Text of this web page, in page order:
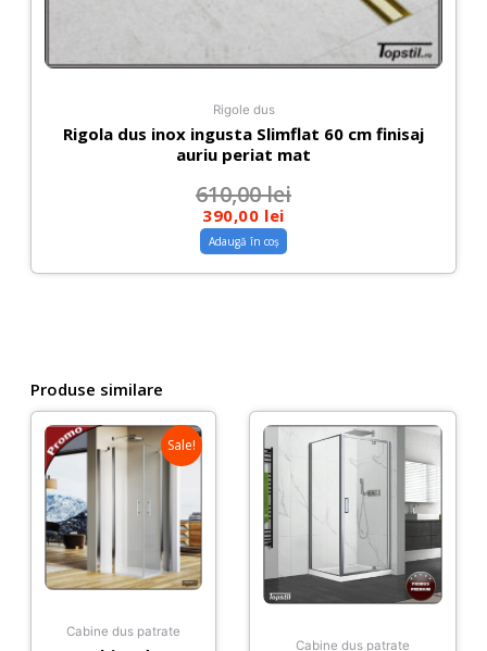
Rigole dus
Rigola dus inox ingusta Slimflat 60 cm finisaj
auriu periat mat
610,00lei
390,00 lei
Adaugă în coș
Produse similare
Sale!
Cabine dus patrate
Cabine dus patrate